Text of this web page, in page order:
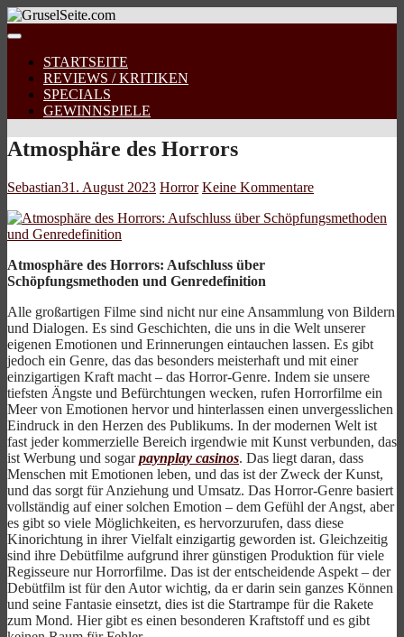
STARTSEITE
REVIEWS / KRITIKEN
SPECIALS
GEWINNSPIELE
Atmosphäre des Horrors
Sebastian31. August 2023 Horror Keine Kommentare
Atmosphäre des Horrors: Aufschluss über
Schöpfungsmethoden und Genredefinition
Alle großartigen Filme sind nicht nur eine Ansammlung von Bildern
und Dialogen. Es sind Geschichten, die uns in die Welt unserer
eigenen Emotionen und Erinnerungen eintauchen lassen. Es gibt
jedoch ein Genre, das das besonders meisterhaft und mit einer
einzigartigen Kraft macht – das Horror-Genre. Indem sie unsere
tiefsten Ängste und Befürchtungen wecken, rufen Horrorfilme ein
Meer von Emotionen hervor und hinterlassen einen unvergesslichen
Eindruck in den Herzen des Publikums. In der modernen Welt ist
fast jeder kommerzielle Bereich irgendwie mit Kunst verbunden, das
ist Werbung und sogarpaynplay casinos. Das liegt daran, dass
Menschen mit Emotionen leben, und das ist der Zweck der Kunst,
und das sorgt für Anziehung und Umsatz. Das Horror-Genre basiert
vollständig auf einer solchen Emotion – dem Gefühl der Angst, aber
es gibt so viele Möglichkeiten, es hervorzurufen, dass diese
Kinorichtung in ihrer Vielfalt einzigartig geworden ist. Gleichzeitig
sind ihre Debütfilme aufgrund ihrer günstigen Produktion für viele
Regisseure nur Horrorfilme. Das ist der entscheidende Aspekt – der
Debütfilm ist für den Autor wichtig, da er darin sein ganzes Können
und seine Fantasie einsetzt, dies ist die Startrampe für die Rakete
zum Mond. Hier gibt es einen besonderen Kraftstoff und es gibt